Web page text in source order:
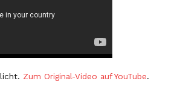
Zum Original-Video auf YouTube.